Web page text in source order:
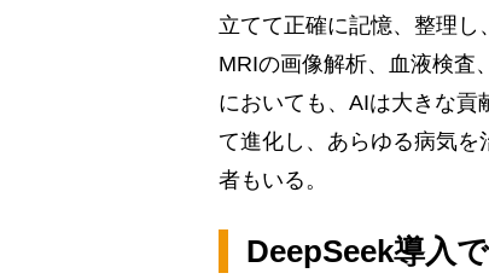
立てて正確に記憶、整理し
MRIの画像解析、血液検査
においても、AIは大きな貢
て進化し、あらゆる病気
者もいる。
DeepSeek導入